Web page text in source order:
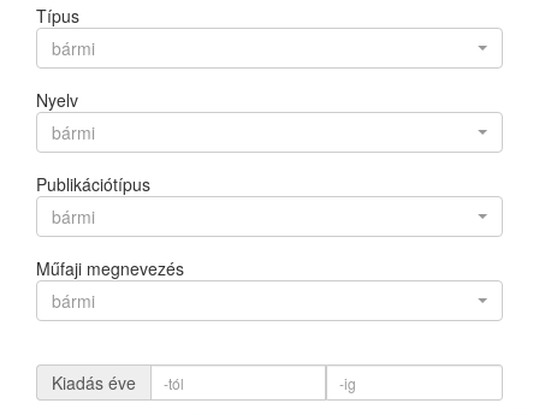
Típus
bármi
Nyelv
bármi
Publikációtípus
bármi
Műfaji megnevezés
bármi
Kiadás éve